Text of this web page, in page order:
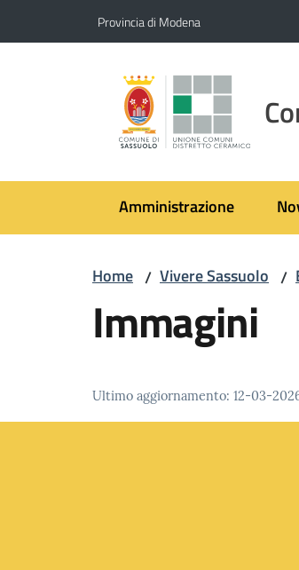
Provincia di Modena
Amministrazione
Home / Vivere Sassuolo /
Immagini
Ultimo aggiornamento: 12-03-